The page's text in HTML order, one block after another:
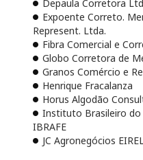
Depaula Corretora
Expoente Correto.
Represent. Ltda.
Fibra Comercial e
Globo Corretora de
Granos Comércio e
Henrique Fracalanza
Horus Algodão
Instituto Brasileiro do
IBRAFE
JC Agronegócios